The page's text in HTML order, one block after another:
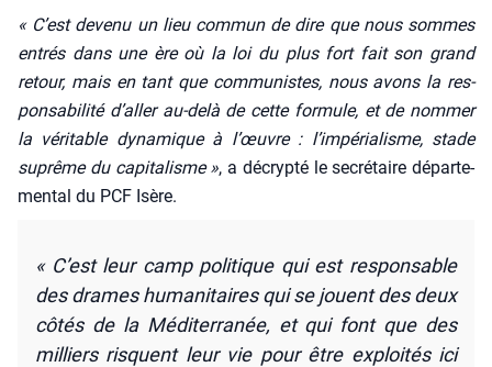
« C’est deve­nu un lieu com­mun de dire que nous sommes
entrés dans une ère où la loi du plus fort fait son grand
retour, mais en tant que com­mu­nistes, nous avons la res­
pon­sa­bi­li­té d’aller au-delà de cette for­mule, et de nom­mer
la véri­table dyna­mique à l’œuvre : l’impérialisme, stade
suprême du capi­ta­lisme », a décryp­té le secré­taire dépar­te­
men­tal du PCF Isère.
« C’est leur camp poli­tique qui est res­pon­sable
des drames huma­ni­taires qui se jouent des deux
côtés de la Médi­ter­ra­née, et qui font que des
mil­liers risquent leur vie pour être exploi­tés ici